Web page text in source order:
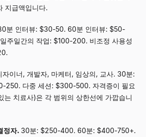
지급액입니다.
분 인터뷰: $30-50. 60분 인터뷰: $50-
주일간의 작업: $100-200. 비조정 사용성
자이너, 개발자, 마케터, 임상의, 교사. 30분:
250. 다중 세션: $300-500. 자격증이 필요
는 치료사)은 각 범위의 상한선에 가깝습니
정자. 30분: $250-400. 60분: $400-750+.